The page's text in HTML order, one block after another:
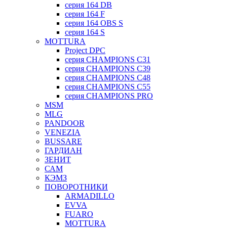
серия 164 DB
серия 164 F
серия 164 OBS S
серия 164 S
MOTTURA
Project DPC
серия CHAMPIONS C31
серия CHAMPIONS C39
серия CHAMPIONS C48
серия CHAMPIONS C55
серия CHAMPIONS PRO
MSM
MLG
PANDOOR
VENEZIA
BUSSARE
ГАРДИАН
ЗЕНИТ
САМ
КЭМЗ
ПОВОРОТНИКИ
ARMADILLO
EVVA
FUARO
MOTTURA